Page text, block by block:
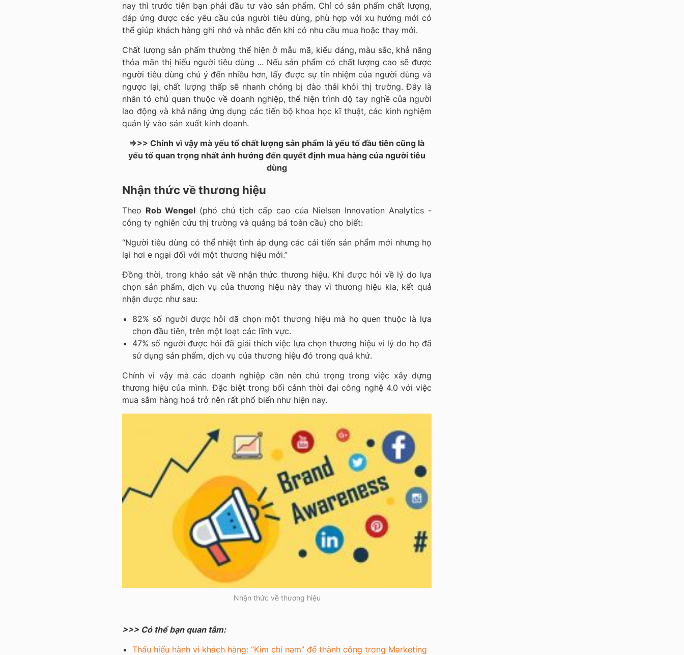
nay thì trước tiên bạn phải đầu tư vào sản phẩm. Chỉ có sản phẩm chất lượng,
đáp ứng được các yêu cầu của người tiêu dùng, phù hợp với xu hướng mới có
thể giúp khách hàng ghi nhớ và nhắc đến khi có nhu cầu mua hoặc thay mới.
Chất lượng sản phẩm thường thể hiện ở mẫu mã, kiểu dáng, màu sắc, khả năng
thỏa mãn thị hiếu người tiêu dùng ... Nếu sản phẩm có chất lượng cao sẽ được
người tiêu dùng chú ý đến nhiều hơn, lấy được sự tín nhiệm của người dùng và
ngược lại, chất lượng thấp sẽ nhanh chóng bị đào thải khỏi thị trường. Đây là
nhân tó chủ quan thuộc về doanh nghiệp, thể hiện trình độ tay nghề của người
lao động và khả năng ứng dụng các tiến bộ khoa học kĩ thuật, các kinh nghiệm
quản lý vào sản xuất kinh doanh.
=>>> Chính vì vậy mà yếu tố chất lượng sản phẩm là yếu tố đầu tiên cũng là
yếu tố quan trọng nhất ảnh hưởng đến quyết định mua hàng của người tiêu
dùng
Nhận thức về thương hiệu
Theo Rob Wengel (phó chủ tịch cấp cao của Nielsen Innovation Analytics -
công ty nghiên cứu thị trường và quảng bá toàn cầu) cho biết:
“Người tiêu dùng có thể nhiệt tình áp dụng các cải tiến sản phẩm mới nhưng họ
lại hơi e ngại đối với một thương hiệu mới.”
Đồng thời, trong khảo sát về nhận thức thương hiệu. Khi được hỏi về lý do lựa
chọn sản phẩm, dịch vụ của thương hiệu này thay vì thương hiệu kia, kết quả
nhận được như sau:
82% số người được hỏi đã chọn một thương hiệu mà họ quen thuộc là lựa
chọn đầu tiên, trên một loạt các lĩnh vực.
47% số người được hỏi đã giải thích việc lựa chọn thương hiệu vì lý do họ đã
sử dụng sản phẩm, dịch vụ của thương hiệu đó trong quá khứ.
Chính vì vậy mà các doanh nghiệp cần nên chú trọng trong việc xây dựng
thương hiệu của mình. Đặc biệt trong bối cảnh thời đại công nghệ 4.0 với việc
mua sắm hàng hoá trở nên rất phổ biến như hiện nay.
Nhận thức về thương hiệu
>>> Có thể bạn quan tâm:
Thấu hiểu hành vi khách hàng: “Kim chỉ nam” để thành công trong Marketing